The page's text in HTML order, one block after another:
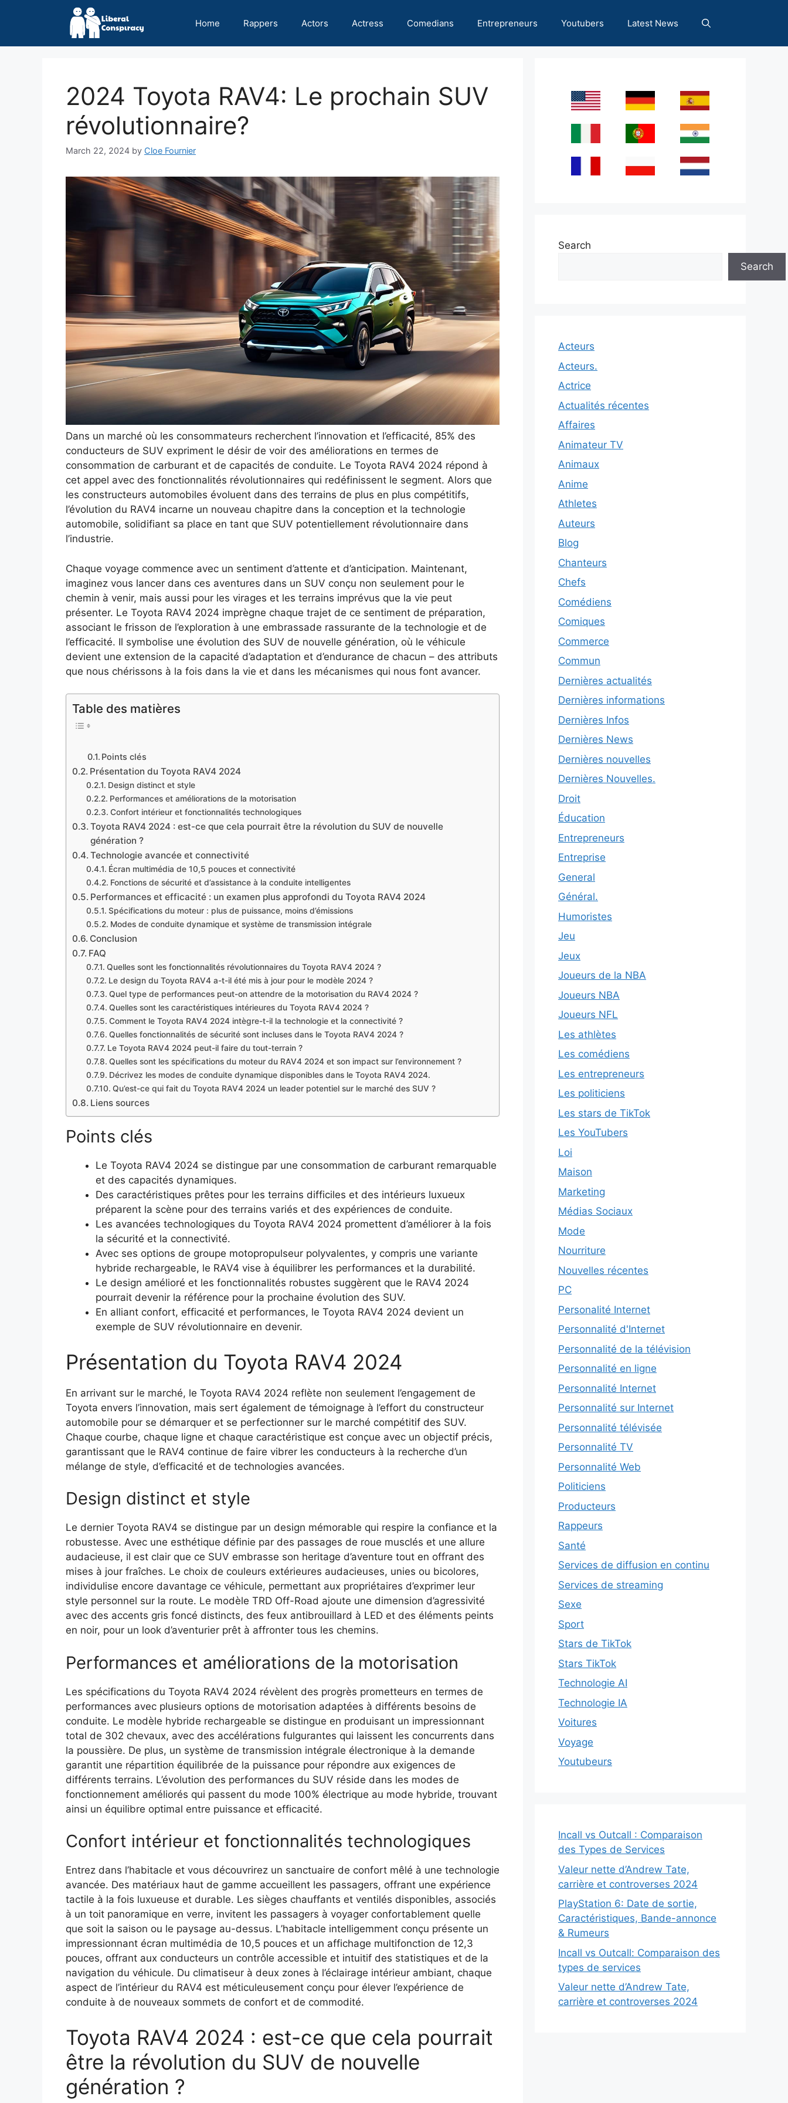
Home Rappers Actors Actress Comedians Entrepreneurs Youtubers Latest News
2024 Toyota RAV4: Le prochain SUV
révolutionnaire?
March 22, 2024 by Cloe Fournier
Dans un marché où les consommateurs recherchent l’innovation et l’efficacité, 85% des
conducteurs de SUV expriment le désir de voir des améliorations en termes de
consommation de carburant et de capacités de conduite. Le Toyota RAV4 2024 répond à
cet appel avec des fonctionnalités révolutionnaires qui redéfinissent le segment. Alors que
les constructeurs automobiles évoluent dans des terrains de plus en plus compétitifs,
l’évolution du RAV4 incarne un nouveau chapitre dans la conception et la technologie
automobile, solidifiant sa place en tant que SUV potentiellement révolutionnaire dans
l’industrie.
Chaque voyage commence avec un sentiment d’attente et d’anticipation. Maintenant,
imaginez vous lancer dans ces aventures dans un SUV conçu non seulement pour le
chemin à venir, mais aussi pour les virages et les terrains imprévus que la vie peut
présenter. Le Toyota RAV4 2024 imprègne chaque trajet de ce sentiment de préparation,
associant le frisson de l’exploration à une embrassade rassurante de la technologie et de
l’efficacité. Il symbolise une évolution des SUV de nouvelle génération, où le véhicule
devient une extension de la capacité d’adaptation et d’endurance de chacun – des attributs
que nous chérissons à la fois dans la vie et dans les mécanismes qui nous font avancer.
Table des matières
Points clés
Présentation du Toyota RAV4 2024
Design distinct et style
Performances et améliorations de la motorisation
Confort intérieur et fonctionnalités technologiques
Toyota RAV4 2024 : est-ce que cela pourrait être la révolution du SUV de nouvelle
génération ?
Technologie avancée et connectivité
Écran multimédia de 10,5 pouces et connectivité
Fonctions de sécurité et d’assistance à la conduite intelligentes
Performances et efficacité : un examen plus approfondi du Toyota RAV4 2024
Spécifications du moteur : plus de puissance, moins d’émissions
Modes de conduite dynamique et système de transmission intégrale
Conclusion
FAQ
Quelles sont les fonctionnalités révolutionnaires du Toyota RAV4 2024 ?
Le design du Toyota RAV4 a-t-il été mis à jour pour le modèle 2024 ?
Quel type de performances peut-on attendre de la motorisation du RAV4 2024 ?
Quelles sont les caractéristiques intérieures du Toyota RAV4 2024 ?
Comment le Toyota RAV4 2024 intègre-t-il la technologie et la connectivité ?
Quelles fonctionnalités de sécurité sont incluses dans le Toyota RAV4 2024 ?
Le Toyota RAV4 2024 peut-il faire du tout-terrain ?
Quelles sont les spécifications du moteur du RAV4 2024 et son impact sur l’environnement ?
Décrivez les modes de conduite dynamique disponibles dans le Toyota RAV4 2024.
Qu’est-ce qui fait du Toyota RAV4 2024 un leader potentiel sur le marché des SUV ?
Liens sources
Points clés
Le Toyota RAV4 2024 se distingue par une consommation de carburant remarquable
et des capacités dynamiques.
Des caractéristiques prêtes pour les terrains difficiles et des intérieurs luxueux
préparent la scène pour des terrains variés et des expériences de conduite.
Les avancées technologiques du Toyota RAV4 2024 promettent d’améliorer à la fois
la sécurité et la connectivité.
Avec ses options de groupe motopropulseur polyvalentes, y compris une variante
hybride rechargeable, le RAV4 vise à équilibrer les performances et la durabilité.
Le design amélioré et les fonctionnalités robustes suggèrent que le RAV4 2024
pourrait devenir la référence pour la prochaine évolution des SUV.
En alliant confort, efficacité et performances, le Toyota RAV4 2024 devient un
exemple de SUV révolutionnaire en devenir.
Présentation du Toyota RAV4 2024
En arrivant sur le marché, le Toyota RAV4 2024 reflète non seulement l’engagement de
Toyota envers l’innovation, mais sert également de témoignage à l’effort du constructeur
automobile pour se démarquer et se perfectionner sur le marché compétitif des SUV.
Chaque courbe, chaque ligne et chaque caractéristique est conçue avec un objectif précis,
garantissant que le RAV4 continue de faire vibrer les conducteurs à la recherche d’un
mélange de style, d’efficacité et de technologies avancées.
Design distinct et style
Le dernier Toyota RAV4 se distingue par un design mémorable qui respire la confiance et la
robustesse. Avec une esthétique définie par des passages de roue musclés et une allure
audacieuse, il est clair que ce SUV embrasse son heritage d’aventure tout en offrant des
mises à jour fraîches. Le choix de couleurs extérieures audacieuses, unies ou bicolores,
individulise encore davantage ce véhicule, permettant aux propriétaires d’exprimer leur
style personnel sur la route. Le modèle TRD Off-Road ajoute une dimension d’agressivité
avec des accents gris foncé distincts, des feux antibrouillard à LED et des éléments peints
en noir, pour un look d’aventurier prêt à affronter tous les chemins.
Performances et améliorations de la motorisation
Les spécifications du Toyota RAV4 2024 révèlent des progrès prometteurs en termes de
performances avec plusieurs options de motorisation adaptées à différents besoins de
conduite. Le modèle hybride rechargeable se distingue en produisant un impressionnant
total de 302 chevaux, avec des accélérations fulgurantes qui laissent les concurrents dans
la poussière. De plus, un système de transmission intégrale électronique à la demande
garantit une répartition équilibrée de la puissance pour répondre aux exigences de
différents terrains. L’évolution des performances du SUV réside dans les modes de
fonctionnement améliorés qui passent du mode 100% électrique au mode hybride, trouvant
ainsi un équilibre optimal entre puissance et efficacité.
Confort intérieur et fonctionnalités technologiques
Entrez dans l’habitacle et vous découvrirez un sanctuaire de confort mêlé à une technologie
avancée. Des matériaux haut de gamme accueillent les passagers, offrant une expérience
tactile à la fois luxueuse et durable. Les sièges chauffants et ventilés disponibles, associés
à un toit panoramique en verre, invitent les passagers à voyager confortablement quelle
que soit la saison ou le paysage au-dessus. L’habitacle intelligemment conçu présente un
impressionnant écran multimédia de 10,5 pouces et un affichage multifonction de 12,3
pouces, offrant aux conducteurs un contrôle accessible et intuitif des statistiques et de la
navigation du véhicule. Du climatiseur à deux zones à l’éclairage intérieur ambiant, chaque
aspect de l’intérieur du RAV4 est méticuleusement conçu pour élever l’expérience de
conduite à de nouveaux sommets de confort et de commodité.
Toyota RAV4 2024 : est-ce que cela pourrait
être la révolution du SUV de nouvelle
génération ?
Search
Search
Acteurs
Acteurs.
Actrice
Actualités récentes
Affaires
Animateur TV
Animaux
Anime
Athletes
Auteurs
Blog
Chanteurs
Chefs
Comédiens
Comiques
Commerce
Commun
Dernières actualités
Dernières informations
Dernières Infos
Dernières News
Dernières nouvelles
Dernières Nouvelles.
Droit
Éducation
Entrepreneurs
Entreprise
General
Général.
Humoristes
Jeu
Jeux
Joueurs de la NBA
Joueurs NBA
Joueurs NFL
Les athlètes
Les comédiens
Les entrepreneurs
Les politiciens
Les stars de TikTok
Les YouTubers
Loi
Maison
Marketing
Médias Sociaux
Mode
Nourriture
Nouvelles récentes
PC
Personalité Internet
Personnalité d'Internet
Personnalité de la télévision
Personnalité en ligne
Personnalité Internet
Personnalité sur Internet
Personnalité télévisée
Personnalité TV
Personnalité Web
Politiciens
Producteurs
Rappeurs
Santé
Services de diffusion en continu
Services de streaming
Sexe
Sport
Stars de TikTok
Stars TikTok
Technologie AI
Technologie IA
Voitures
Voyage
Youtubeurs
Incall vs Outcall : Comparaison
des Types de Services
Valeur nette d’Andrew Tate,
carrière et controverses 2024
PlayStation 6: Date de sortie,
Caractéristiques, Bande-annonce
& Rumeurs
Incall vs Outcall: Comparaison des
types de services
Valeur nette d’Andrew Tate,
carrière et controverses 2024